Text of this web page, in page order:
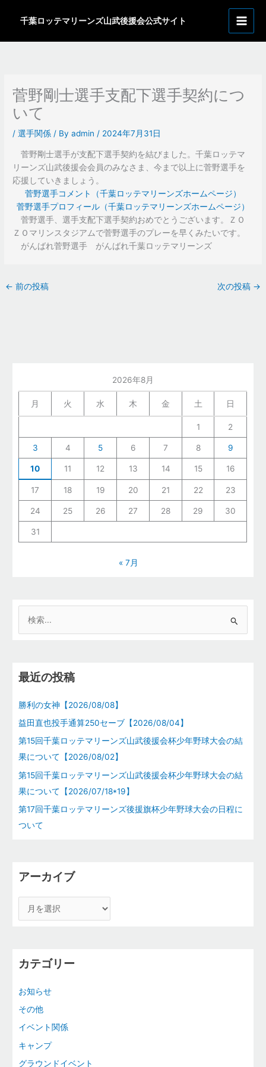
千葉ロッテマリーンズ山武後援会公式サイト
菅野剛士選手支配下選手契約につ
いて
/選手関係 / Byadmin/ 2024年7月31日
菅野剛士選手が支配下選手契約を結びました。千葉ロッテマ
リーンズ山武後援会会員のみなさま、今まで以上に菅野選手を
応援していきましょう。
菅野選手コメント（千葉ロッテマリーンズホームページ）
菅野選手プロフィール（千葉ロッテマリーンズホームページ）
菅野選手、選手支配下選手契約おめでとうございます。ＺＯ
ＺＯマリンスタジアムで菅野選手のプレーを早くみたいです。
がんばれ菅野選手 がんばれ千葉ロッテマリーンズ
← 前の投稿 次の投稿 →
2026年8月
月 火 水 木 金 土 日
1 2
3 4 5 6 7 8 9
10 11 12 13 14 15 16
17 18 19 20 21 22 23
24 25 26 27 28 29 30
31
« 7月
象
最近の投稿
勝利の女神【2026/08/08】
益田直也投手通算250セーブ【2026/08/04】
第15回千葉ロッテマリーンズ山武後援会杯少年野球大会の結
果について【2026/08/02】
第15回千葉ロッテマリーンズ山武後援会杯少年野球大会の結
果について【2026/07/18*19】
第17回千葉ロッテマリーンズ後援旗杯少年野球大会の日程に
ついて
アーカイブ
ー
カテゴリー
お知らせ
その他
イベント関係
キャンプ
グラウンドイベント